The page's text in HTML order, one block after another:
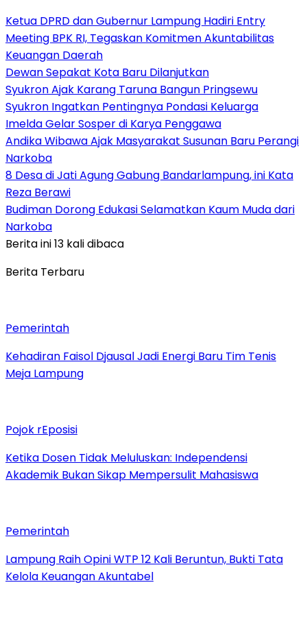
Ketua DPRD dan Gubernur Lampung Hadiri Entry
Meeting BPK RI, Tegaskan Komitmen Akuntabilitas
Keuangan Daerah
Dewan Sepakat Kota Baru Dilanjutkan
Syukron Ajak Karang Taruna Bangun Pringsewu
Syukron Ingatkan Pentingnya Pondasi Keluarga
Imelda Gelar Sosper di Karya Penggawa
Andika Wibawa Ajak Masyarakat Susunan Baru Perangi
Narkoba
8 Desa di Jati Agung Gabung Bandarlampung, ini Kata
Reza Berawi
Budiman Dorong Edukasi Selamatkan Kaum Muda dari
Narkoba
Berita ini 13 kali dibaca
Berita Terbaru
Pemerintah
Kehadiran Faisol Djausal Jadi Energi Baru Tim Tenis
Meja Lampung
Pojok rEposisi
Ketika Dosen Tidak Meluluskan: Independensi
Akademik Bukan Sikap Mempersulit Mahasiswa
Pemerintah
Lampung Raih Opini WTP 12 Kali Beruntun, Bukti Tata
Kelola Keuangan Akuntabel